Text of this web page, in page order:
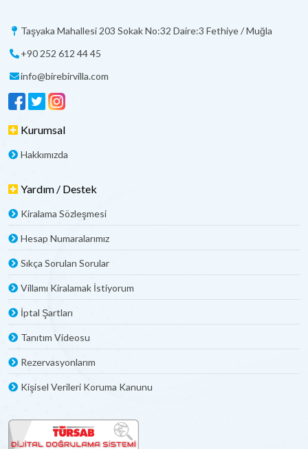
Taşyaka Mahallesi 203 Sokak No:32 Daire:3 Fethiye / Muğla
+90 252 612 44 45
info@birebirvilla.com
Kurumsal
Hakkımızda
Yardım / Destek
Kiralama Sözleşmesi
Hesap Numaralarımız
Sıkça Sorulan Sorular
Villamı Kiralamak İstiyorum
İptal Şartları
Tanıtım Videosu
Rezervasyonlarım
Kişisel Verileri Koruma Kanunu